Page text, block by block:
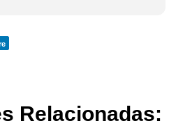
Relacionadas: